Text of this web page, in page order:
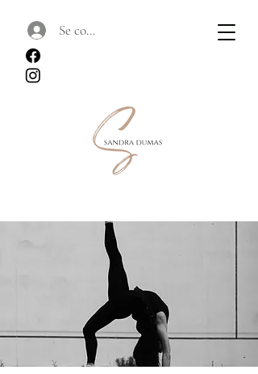
Se connecter